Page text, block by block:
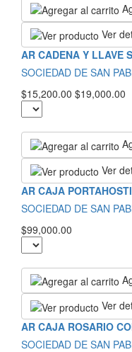
Ver
AR CADENA Y LLAVE
SOCIEDAD DE SAN
$15,200.00 $19,000.00
Ver
AR CAJA
SOCIEDAD DE SAN
$99,000.00
Ver
AR CAJA ROSARIO
SOCIEDAD DE SAN